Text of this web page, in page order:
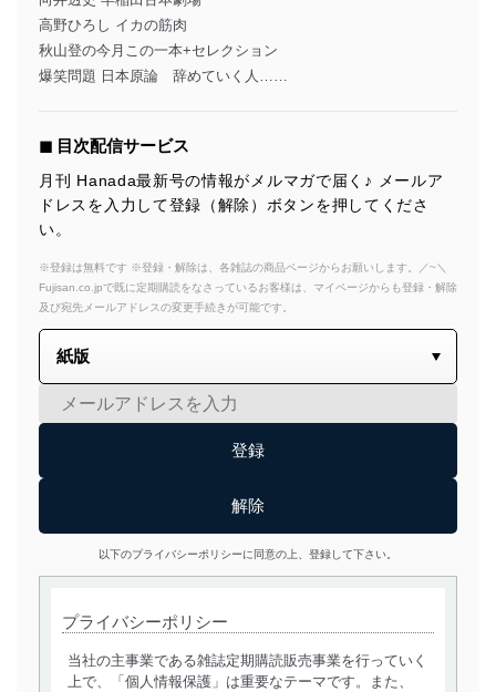
高野ひろし イカの筋肉
秋山登の今月この一本+セレクション
爆笑問題 日本原論 辞めていく人……
◼︎ 目次配信サービス
月刊 Hanada最新号の情報がメルマガで届く♪ メールア
ドレスを入力して登録（解除）ボタンを押してくださ
い。
※登録は無料です ※登録・解除は、各雑誌の商品ページからお願いします。／~＼
Fujisan.co.jpで既に定期購読をなさっているお客様は、マイページからも登録・解除
及び宛先メールアドレスの変更手続きが可能です。
以下のプライバシーポリシーに同意の上、登録して下さい。
プライバシーポリシー
当社の主事業である雑誌定期購読販売事業を行っていく
上で、「個人情報保護」は重要なテーマです。また、